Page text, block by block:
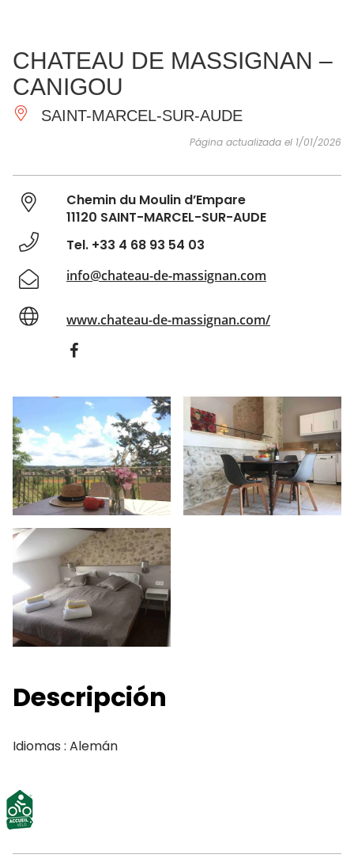
IMPRESCINDIBLES
HACER
INSPIRACIONES
CHATEAU DE MASSIGNAN –
CANIGOU
SAINT-MARCEL-SUR-AUDE
Página actualizada el 1/01/2026
Chemin du Moulin d’Empare
11120 SAINT-MARCEL-SUR-AUDE
Tel. +33 4 68 93 54 03
info@chateau-de-massignan.com
www.chateau-de-massignan.com/
Descripción
Idiomas : Alemán